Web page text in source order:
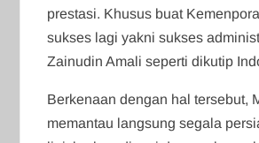
prestasi. Khusus buat
sukses lagi yakni sukses
Zainudin Amali seperti dikutip
Berkenaan dengan hal tersebut,
memantau langsung segala